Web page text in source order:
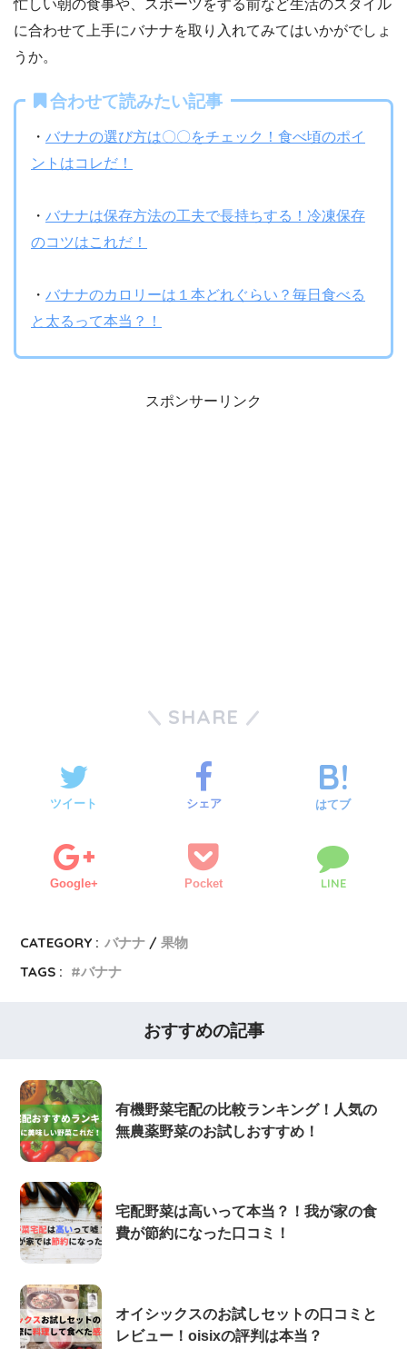
忙しい朝の食事や、スポーツをする前など生活のスタイル
に合わせて上手にバナナを取り入れてみてはいかがでしょ
うか。
合わせて読みたい記事
・ バナナの選び方は〇〇をチェック！食べ頃のポイ
ントはコレだ！
・ バナナは保存方法の工夫で長持ちする！冷凍保存
のコツはこれだ！
・ バナナのカロリーは１本どれぐらい？毎日食べる
と太るって本当？！
スポンサーリンク
SHARE
ツイート シェア はてブ
Google+ Pocket LINE
CATEGORY : バナナ
果物
TAGS :
バナナ
おすすめの記事
有機野菜宅配の比較ランキング！人気の
無農薬野菜のお試しおすすめ！
宅配野菜は高いって本当？！我が家の食
費が節約になった口コミ！
オイシックスのお試しセットの口コミと
レビュー！oisixの評判は本当？